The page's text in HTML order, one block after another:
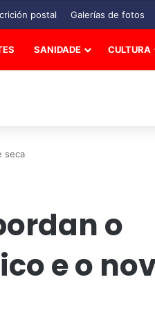
postal Galerías de fotos
SANIDADE CULTURA
seca
o
e o